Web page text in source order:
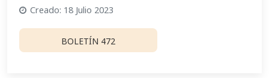
Creado: 18 Julio 2023
BOLETÍN 472